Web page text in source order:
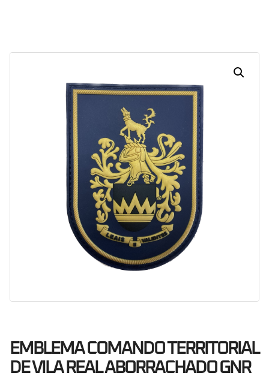
EMBLEMA COMANDO TERRITORIAL
DE VILA REAL ABORRACHADO GNR